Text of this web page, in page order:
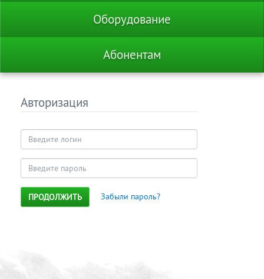
Оборудование
Абонентам
Авторизация
ПРОДОЛЖИТЬ Забыли пароль?